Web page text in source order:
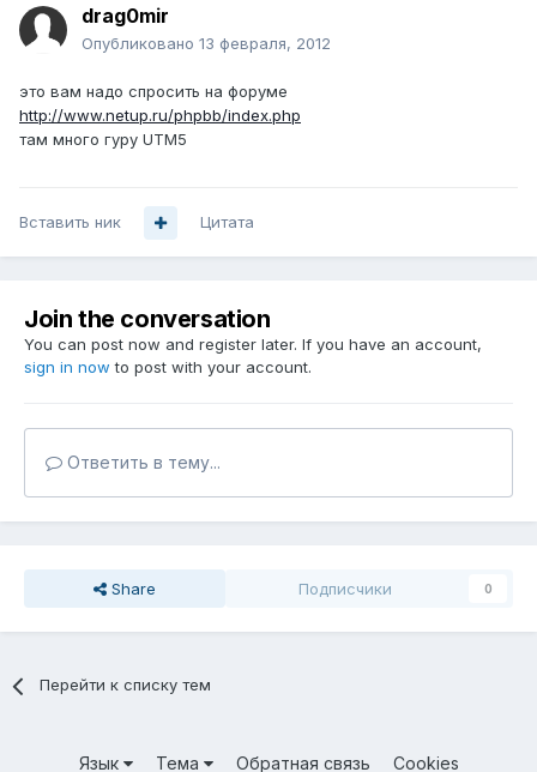
drag0mir
Опубликовано 13 февраля, 2012
это вам надо спросить на форуме
http://www.netup.ru/phpbb/index.php
там много гуру UTM5
Вставить ник Цитата
Join the conversation
You can post now and register later. If you have an account,
sign in now to post with your account.
Ответить в тему...
Share Подписчики 0
Перейти к списку тем
Язык Тема Обратная связь Cookies